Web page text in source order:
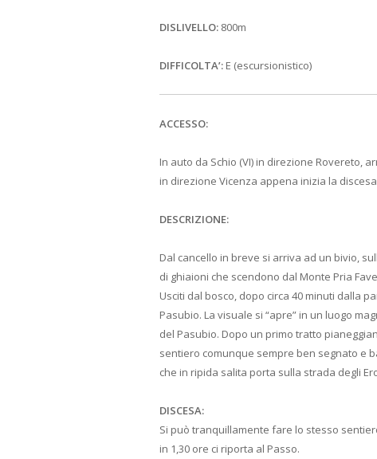
DISLIVELLO: 800m
DIFFICOLTA’: E (escursionistico)
ACCESSO:
In auto da Schio (VI) in direzione Rovereto,
in direzione Vicenza appena inizia la
DESCRIZIONE:
Dal cancello in breve si arriva ad un bivio,
di ghiaioni che scendono dal Monte Pria
Usciti dal bosco, dopo circa 40 minuti dalla
Pasubio. La visuale si “apre” in un luogo
del Pasubio. Dopo un primo tratto
sentiero comunque sempre ben segnato e
che in ripida salita porta sulla strada degli
DISCESA:
Si può tranquillamente fare lo stesso
in 1,30 ore ci riporta al Passo.